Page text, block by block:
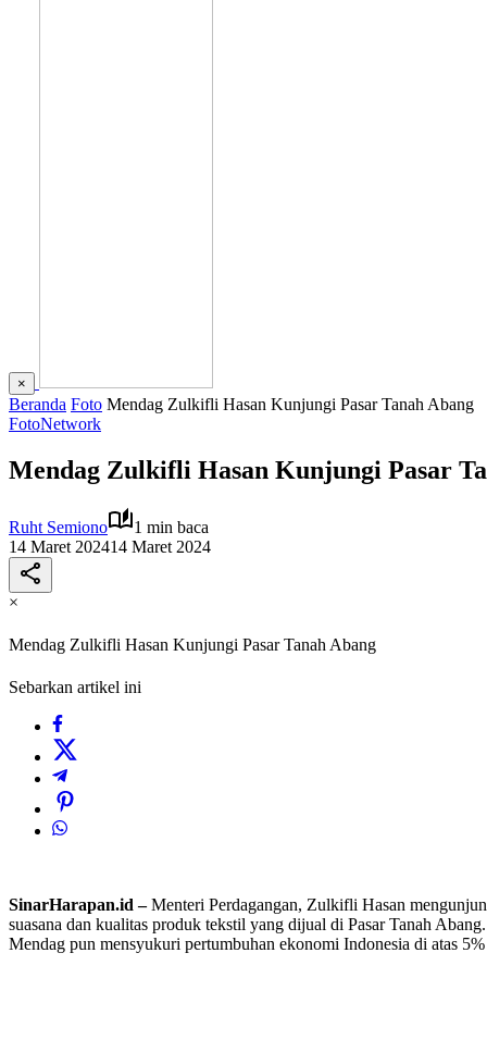
×
Beranda Foto Mendag Zulkifli Hasan Kunjungi Pasar Tanah Abang
FotoNetwork
Mendag Zulkifli Hasan Kunjungi Pasar
Ruht Semiono
1 min baca
14 Maret 202414 Maret 2024
×
Mendag Zulkifli Hasan Kunjungi Pasar Tanah Abang
Sebarkan artikel ini
SinarHarapan.id –Menteri Perdagangan, Zulkifli Hasan
suasana dan kualitas produk tekstil yang dijual di Pasar Tanah
Mendag pun mensyukuri pertumbuhan ekonomi Indonesia di atas